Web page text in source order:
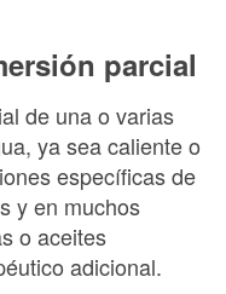
parcial
de una o varias
ya sea caliente o
específicas de
y en muchos
o aceites
adicional.